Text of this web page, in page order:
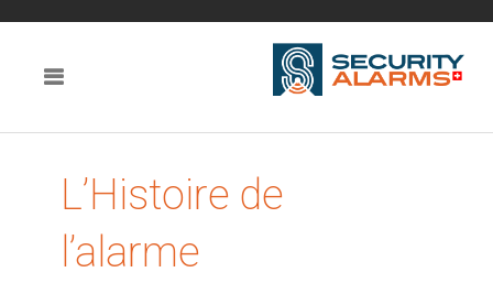
L’Histoire de
l’alarme